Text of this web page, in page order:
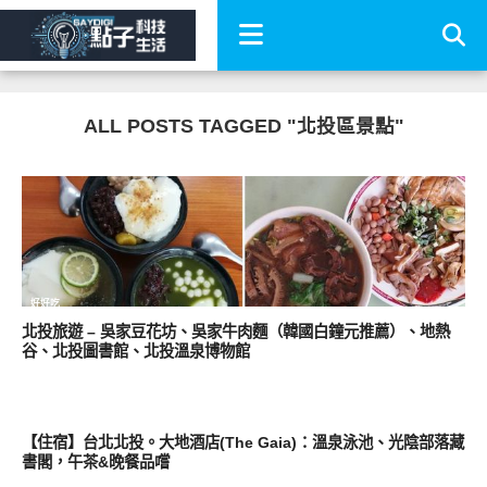
ALL POSTS TAGGED "北投區景點"
好好吃
北投旅遊 – 吳家豆花坊、吳家牛肉麵（韓國白鐘元推薦）、地熱
谷、北投圖書館、北投溫泉博物館
【住宿】台北北投。大地酒店(The Gaia)：溫泉泳池、光陰部落藏
書閣，午茶&晚餐品嚐